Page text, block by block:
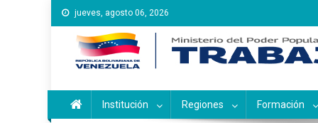
Saltar
al
contenido
jueves, agosto 06, 2026
Instituto Nacional de
Inces
Institución Regiones Formación